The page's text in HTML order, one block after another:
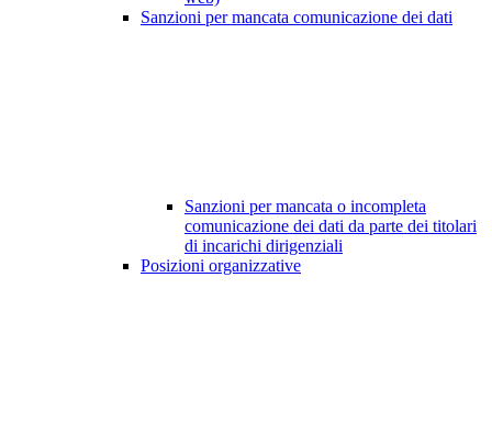
Sanzioni per mancata comunicazione dei dati
Sanzioni per mancata o incompleta
comunicazione dei dati da parte dei titolari
di incarichi dirigenziali
Posizioni organizzative